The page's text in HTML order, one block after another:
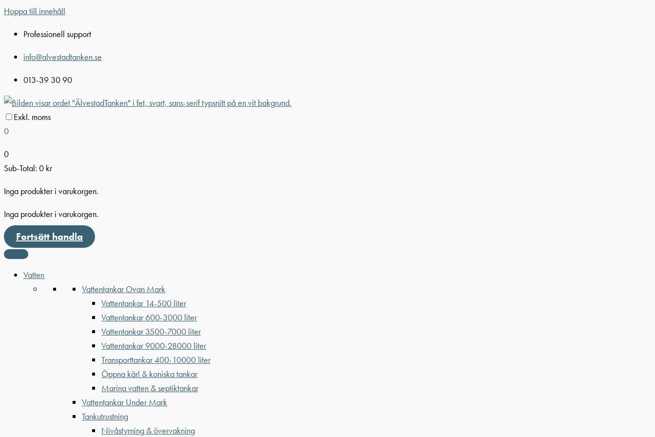
Hoppa till innehåll
Professionell support
info@alvestadtanken.se
013-39 30 90
Exkl. moms
0
0
Sub-Total: 0 kr
Inga produkter i varukorgen.
Inga produkter i varukorgen.
Fortsätt handla
Vatten
Vattentankar Ovan Mark
Vattentankar 14-500 liter
Vattentankar 600-3000 liter
Vattentankar 3500-7000 liter
Vattentankar 9000-28000 liter
Transporttankar 400-10000 liter
Öppna kärl & koniska tankar
Marina vatten & septiktankar
Vattentankar Under Mark
Tankutrustning
Nivåstyrning & övervakning